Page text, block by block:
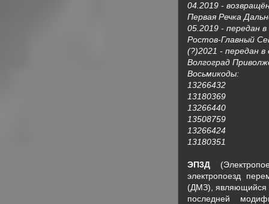
04.2019 -
Первая Речка
05.2019 - передан
Ростов-Главный
(?)2021 - передан
Волгоград
Восьмикоды:
13266432
13180369
13266440
13508759
13266424
13180351
ЭП3Д
электропоезд
(ДМЗ), являющийся
последней